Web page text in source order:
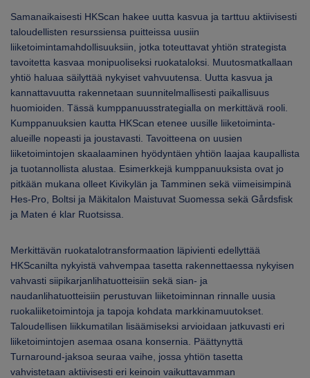
Samanaikaisesti HKScan hakee uutta kasvua ja tarttuu aktiivisesti
taloudellisten resurssiensa puitteissa uusiin
liiketoimintamahdollisuuksiin, jotka toteuttavat yhtiön strategista
tavoitetta kasvaa monipuoliseksi ruokataloksi. Muutosmatkallaan
yhtiö haluaa säilyttää nykyiset vahvuutensa. Uutta kasvua ja
kannattavuutta rakennetaan suunnitelmallisesti paikallisuus
huomioiden. Tässä kumppanuusstrategialla on merkittävä rooli.
Kumppanuuksien kautta HKScan etenee uusille liiketoiminta-
alueille nopeasti ja joustavasti. Tavoitteena on uusien
liiketoimintojen skaalaaminen hyödyntäen yhtiön laajaa kaupallista
ja tuotannollista alustaa. Esimerkkejä kumppanuuksista ovat jo
pitkään mukana olleet Kivikylän ja Tamminen sekä viimeisimpinä
Hes-Pro, Boltsi ja Mäkitalon Maistuvat Suomessa sekä Gårdsfisk
ja Maten é klar Ruotsissa.
Merkittävän ruokatalotransformaation läpivienti edellyttää
HKScanilta nykyistä vahvempaa tasetta rakennettaessa nykyisen
vahvasti siipikarjanlihatuotteisiin sekä sian- ja
naudanlihatuotteisiin perustuvan liiketoiminnan rinnalle uusia
ruokaliiketoimintoja ja tapoja kohdata markkinamuutokset.
Taloudellisen liikkumatilan lisäämiseksi arvioidaan jatkuvasti eri
liiketoimintojen asemaa osana konsernia. Päättynyttä
Turnaround-jaksoa seuraa vaihe, jossa yhtiön tasetta
vahvistetaan aktiivisesti eri keinoin vaikuttavamman